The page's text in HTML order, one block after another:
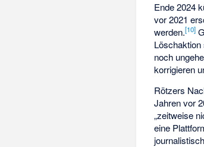
Ende 2024
vor 2021
werden.[10]
Löschaktion
noch
korrigieren
Rötzers
Jahren vor
„zeitweise
eine